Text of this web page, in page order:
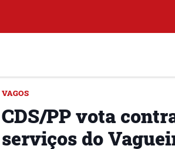
VAGOS
CDS/PP vota
serviços do